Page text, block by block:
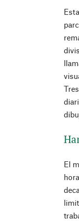
El